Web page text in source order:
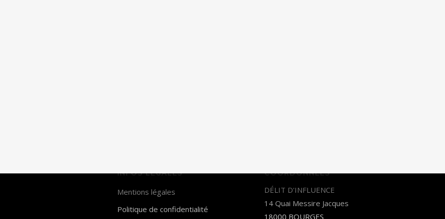
INFOS LÉGALES
Mentions légales
Politique de confidentialité
COORDONNÉES
DÉLIT D'INFLUENCE
14 Quai Messire Jacques
18000 BOURGES